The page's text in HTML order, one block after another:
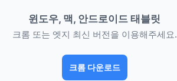
윈도우, 맥, 안드로이드 태블릿
크롬 또는 엣지 최신 버전을 이용해주세요.
크롬 다운로드